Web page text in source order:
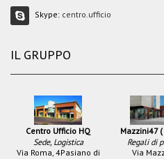
Skype: centro.ufficio
IL GRUPPO
Centro Ufficio HQ
Sede, Logistica
Via Roma, 4Pasiano di
Mazzini47 (
Regali di
Via